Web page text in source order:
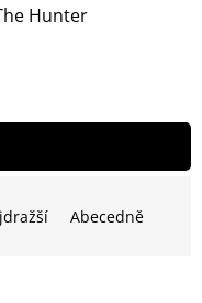
Hunter
Abecedně